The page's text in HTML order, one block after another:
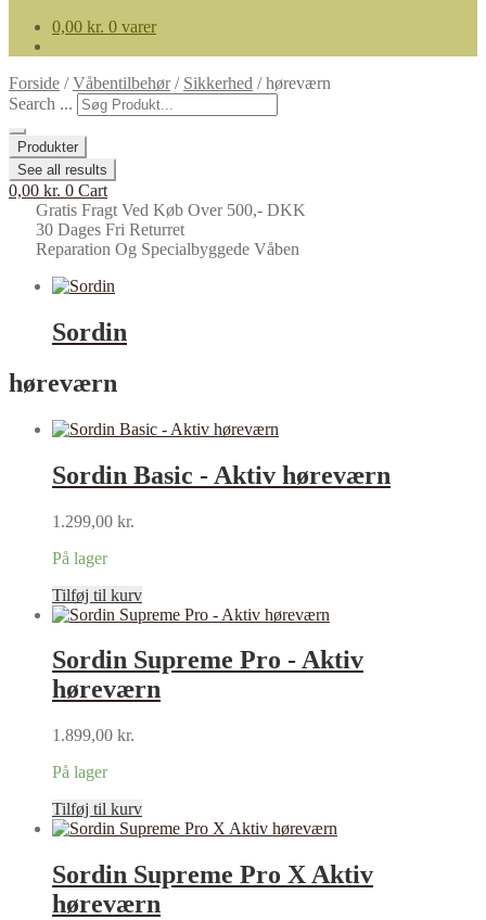
0,00 kr. 0 varer
Forside /Våbentilbehør/ Sikkerhed /høreværn
Search ...
Produkter
See all results
0,00 kr. 0 Cart
Gratis Fragt Ved Køb Over 500,- DKK
30 Dages Fri Returret
Reparation Og Specialbyggede Våben
Sordin
høreværn
Sordin Basic - Aktiv høreværn
1.299,00 kr.
På lager
Tilføj til kurv
Sordin Supreme Pro - Aktiv
høreværn
1.899,00 kr.
På lager
Tilføj til kurv
Sordin Supreme Pro X Aktiv
høreværn